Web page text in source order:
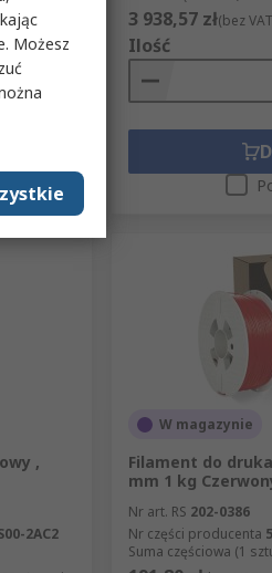
zł/sztuka 3 938,57 zł(bez
Ilość
,
2AC2
W magazynie
Filament do
mm 1 kg
Nr art. RS 202-0386
Nr części producenta
Suma częściowa (1
Możesz